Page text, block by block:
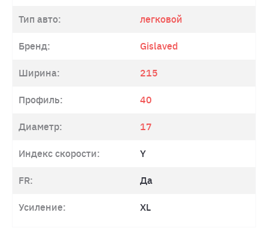
Тип авто: легковой
Бренд: Gislaved
Ширина: 215
Профиль: 40
Диаметр: 17
Индекс скорости: Y
FR: Да
Усиление: XL